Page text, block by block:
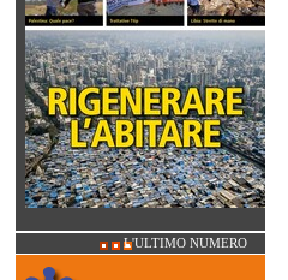
L'ULTIMO NUMERO